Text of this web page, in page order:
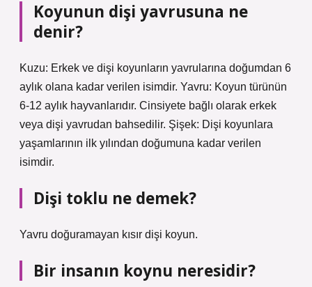
Koyunun dişi yavrusuna ne
denir?
Kuzu: Erkek ve dişi koyunların yavrularına doğumdan 6
aylık olana kadar verilen isimdir. Yavru: Koyun türünün
6-12 aylık hayvanlarıdır. Cinsiyete bağlı olarak erkek
veya dişi yavrudan bahsedilir. Şişek: Dişi koyunlara
yaşamlarının ilk yılından doğumuna kadar verilen
isimdir.
Dişi toklu ne demek?
Yavru doğuramayan kısır dişi koyun.
Bir insanın koynu neresidir?